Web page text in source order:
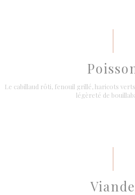
Le cabillaud rôti, fenouil grillé, haricots
légèreté de
Viande